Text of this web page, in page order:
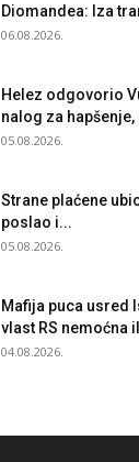
Diomandea: Iza
06.08.2026.
Helez odgovorio
nalog za hapšenje,
05.08.2026.
Strane plaćene
poslao i...
05.08.2026.
Mafija puca usred
vlast RS nemoćna
04.08.2026.